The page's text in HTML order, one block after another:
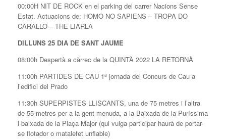
00:00H NIT DE ROCK en el parking del carrer Nacions Sense
Estat. Actuacions de: HOMO NO SAPIENS – TROPA DO
CARALLO – THE LIARLA
DILLUNS 25 DIA DE SANT JAUME
08:00h Despertà a càrrec de la QUINTÀ 2022 LA RETORNÀ
11:00h PARTIDES DE CAU 1ª jornada del Concurs de Cau a
l’edifici del Prado
11:30h SUPERPISTES LLISCANTS, una de 75 metres i l’altra
de 55 metres per a la gent menuda, a la Baixada de la Puríssima
i baixada de la Plaça Major (qui vulga participar haurà de portar-
se flotador o matalefet unflable)